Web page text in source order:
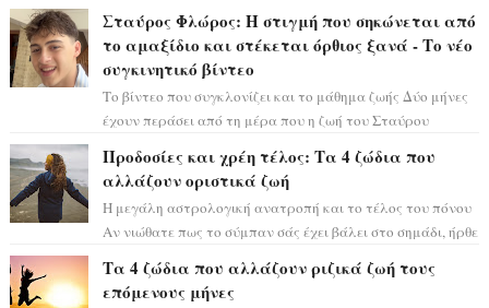
Σταύρος Φλώρος: Η στιγμή που σηκώνεται από
το αμαξίδιο και στέκεται όρθιος ξανά - Το νέο
συγκινητικό βίντεο
Το βίντεο που συγκλονίζει και το μάθημα ζωής Δύο μήνες
έχουν περάσει από τη μέρα που η ζωή του Σταύρου
Προδοσίες και χρέη τέλος: Τα 4 ζώδια που
αλλάζουν οριστικά ζωή
Η μεγάλη αστρολογική ανατροπή και το τέλος του πόνου
Αν νιώθατε πως το σύμπαν σάς έχει βάλει στο σημάδι, ήρθε
Τα 4 ζώδια που αλλάζουν ριζικά ζωή τους
επόμενους μήνες